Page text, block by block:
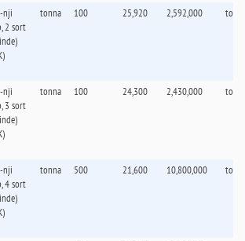
nji
2 sort
tonna 100 25,920 2,592,000
nji
3 sort
tonna 100 24,300 2,430,000
nji
4 sort
tonna 500 21,600 10,800,000